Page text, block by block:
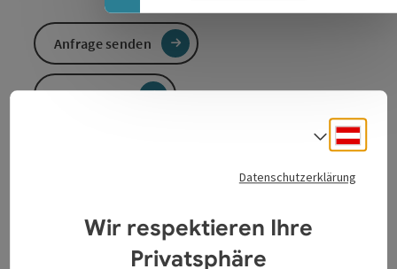
Obermühl
Anfrage senden
Zur Website
Datenschutzerklärung
Wir respektieren Ihre
Privatsphäre